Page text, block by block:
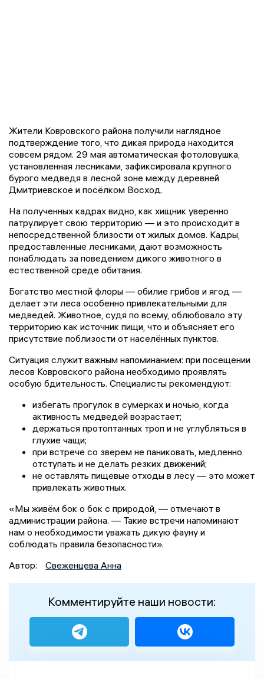
Жители Ковровского района получили наглядное
подтверждение того, что дикая природа находится
совсем рядом. 29 мая автоматическая фотоловушка,
установленная лесниками, зафиксировала крупного
бурого медведя в лесной зоне между деревней
Дмитриевское и посёлком Восход.
На полученных кадрах видно, как хищник уверенно
патрулирует свою территорию — и это происходит в
непосредственной близости от жилых домов. Кадры,
предоставленные лесниками, дают возможность
понаблюдать за поведением дикого животного в
естественной среде обитания.
Богатство местной флоры — обилие грибов и ягод —
делает эти леса особенно привлекательными для
медведей. Животное, судя по всему, облюбовало эту
территорию как источник пищи, что и объясняет его
присутствие поблизости от населённых пунктов.
Ситуация служит важным напоминанием: при посещении
лесов Ковровского района необходимо проявлять
особую бдительность. Специалисты рекомендуют:
избегать прогулок в сумерках и ночью, когда
активность медведей возрастает;
держаться протоптанных троп и не углубляться в
глухие чащи;
при встрече со зверем не паниковать, медленно
отступать и не делать резких движений;
не оставлять пищевые отходы в лесу — это может
привлекать животных.
«Мы живём бок о бок с природой, — отмечают в
администрации района. — Такие встречи напоминают
нам о необходимости уважать дикую фауну и
соблюдать правила безопасности».
Автор:
Свеженцева Анна
Комментируйте наши новости: